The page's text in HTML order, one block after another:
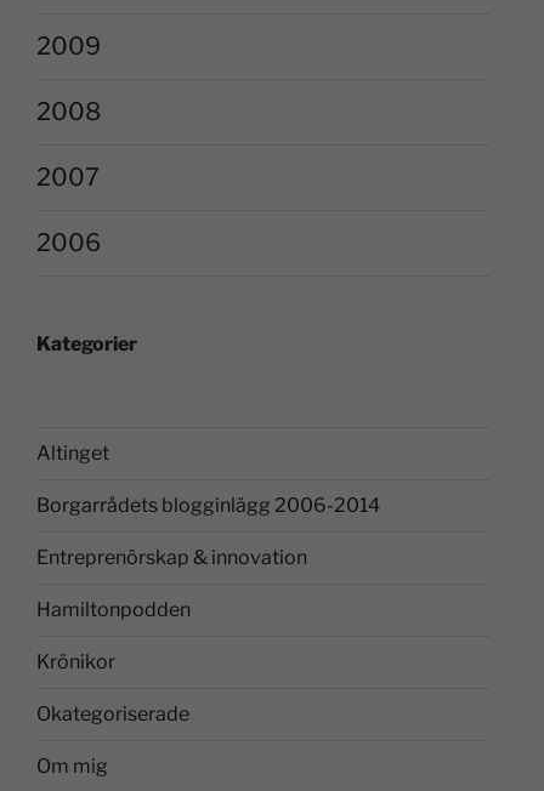
2009
2008
2007
2006
Kategorier
Altinget
Borgarrådets blogginlägg 2006-2014
Entreprenörskap & innovation
Hamiltonpodden
Krönikor
Okategoriserade
Om mig